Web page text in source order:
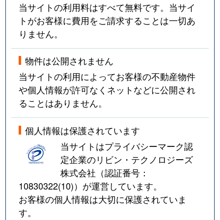
当サイトの利用料はすべて無料です。当サイ
トがお客様に費用をご請求することは一切あ
りません。
物件は公開されません
当サイトの利用によってお客様の不動産物件
や個人情報が許可なくネットなどに公開され
ることはありません。
個人情報は保護されています
当サイトはプライバシーマーク認
定企業のリビン・テクノロジーズ
株式会社（認証番号：
10830322(10)）が運営しています。
お客様の個人情報は大切に保護されていま
す。